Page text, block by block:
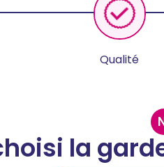
Qualité
la